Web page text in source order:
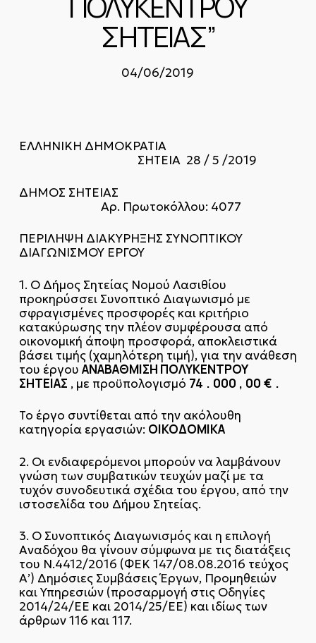
ΣΗΤΕΙΑΣ”
04/06/2019
ΕΛΛΗΝΙΚΗ ΔΗΜΟΚΡΑΤΙΑ
ΣΗΤΕΙΑ 28 / 5 /2019
ΔΗΜΟΣ ΣΗΤΕΙΑΣ
Αρ. Πρωτοκόλλου: 4077
ΠΕΡΙΛΗΨΗ ΔΙΑΚΥΡΗΞΗΣ ΣΥΝΟΠΤΙΚΟΥ
ΔΙΑΓΩΝΙΣΜΟΥ ΕΡΓΟΥ
1. Ο Δήμος Σητείας Νομού Λασιθίου
προκηρύσσει Συνοπτικό Διαγωνισμό με
σφραγισμένες προσφορές και κριτήριο
κατακύρωσης την πλέον συμφέρουσα από
οικονομική άποψη προσφορά, αποκλειστικά
βάσει τιμής (χαμηλότερη τιμή), για την ανάθεση
του έργου ΑΝΑΒΑΘΜΙΣΗ ΠΟΛΥΚΕΝΤΡΟΥ
ΣΗΤΕΙΑΣ , με προϋπολογισμό 74 . 000 , 00 € .
Το έργο συντίθεται από την ακόλουθη
κατηγορία εργασιών: ΟΙΚΟΔΟΜΙΚΑ
2. Οι ενδιαφερόμενοι μπορούν να λαμβάνουν
γνώση των συμβατικών τευχών μαζί με τα
τυχόν συνοδευτικά σχέδια του έργου, από την
ιστοσελίδα του Δήμου Σητείας.
3. Ο Συνοπτικός Διαγωνισμός και η επιλογή
Αναδόχου θα γίνουν σύμφωνα με τις διατάξεις
του Ν.4412/2016 (ΦΕΚ 147/08.08.2016 τεύχος
Α’) Δημόσιες Συμβάσεις Έργων, Προμηθειών
και Υπηρεσιών (προσαρμογή στις Οδηγίες
2014/24/ΕΕ και 2014/25/ΕΕ) και ιδίως των
άρθρων 116 και 117.